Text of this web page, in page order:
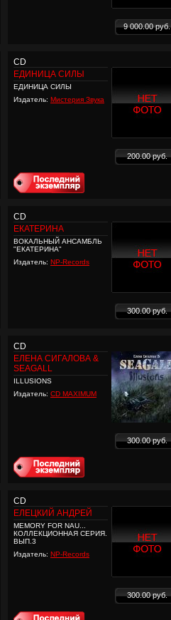
9 000.00 руб.
CD
ЕДИНИЦА СИЛЫ
ЕДИНИЦА СИЛЫ
Издатель: Мистерия Звука
200.00 руб.
CD
ЕКАТЕРИНА
ВОКАЛЬНЫЙ АНСАМБЛЬ
"ЕКАТЕРИНА"
Издатель: NP-Records
300.00 руб.
CD
ЕЛЕНА СИГАЛОВА &
SEAGALL
ILLUSIONS
Издатель: CD MAXIMUM
300.00 руб.
CD
ЕЛЕЦКИЙ АНДРЕЙ
MEMORY FOR NAU...
КОЛЛЕКЦИОННАЯ СЕРИЯ.
ВЫП.3
Издатель: NP-Records
300.00 руб.